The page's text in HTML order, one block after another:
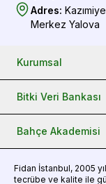
Adres:
Merkez Yalova
Kurumsal
Bitki Veri Bankası
Bahçe Akademisi
Fidan İstanbul, 2005
tecrübe ve kalite ile